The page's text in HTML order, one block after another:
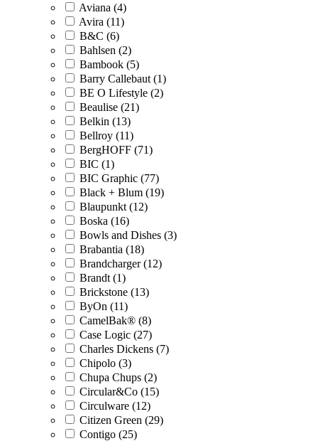
Aviana (4)
Avira (11)
B&C (6)
Bahlsen (2)
Bambook (5)
Barry Callebaut (1)
BE O Lifestyle (2)
Beaulise (21)
Belkin (13)
Bellroy (11)
BergHOFF (71)
BIC (1)
BIC Graphic (77)
Black + Blum (19)
Blaupunkt (12)
Boska (16)
Bowls and Dishes (3)
Brabantia (18)
Brandcharger (12)
Brandt (1)
Brickstone (13)
ByOn (11)
CamelBak® (8)
Case Logic (27)
Charles Dickens (7)
Chipolo (3)
Chupa Chups (2)
Circular&Co (15)
Circulware (12)
Citizen Green (29)
Contigo (25)